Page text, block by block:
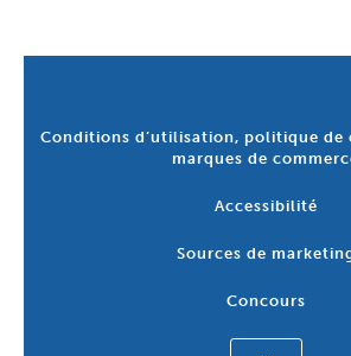
Conditions d’utilisation, politique
marques de
Accessibilité
Sources de
Concours